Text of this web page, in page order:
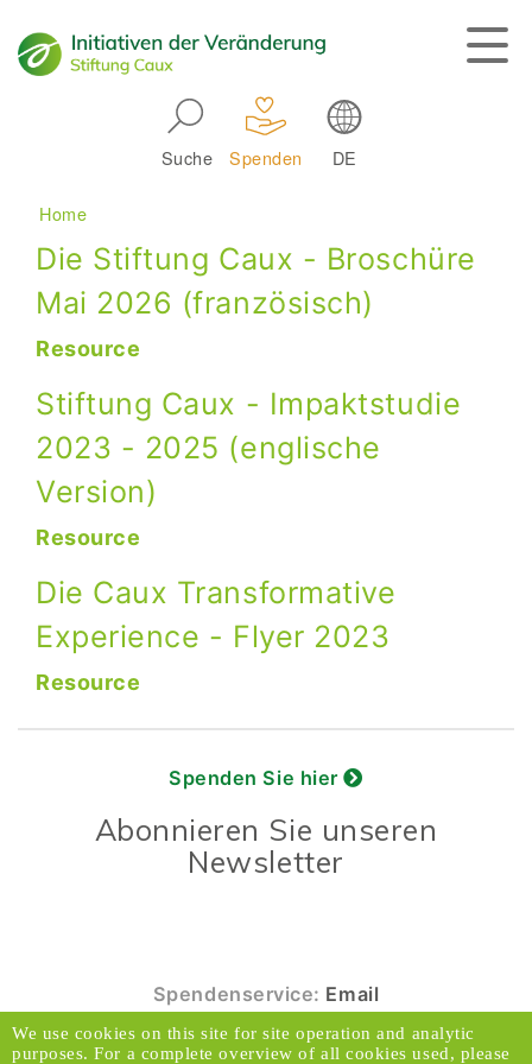
Suche Spenden DE
Main navigation
Breadcrumb
Home
Die Stiftung Caux - Broschüre
Mai 2026 (französisch)
Resource
Stiftung Caux - Impaktstudie
2023 - 2025 (englische
Version)
Resource
Die Caux Transformative
Experience - Flyer 2023
Resource
Spenden Sie hier
Abonnieren Sie unseren
Newsletter
Spendenservice: Email
© 2026 Caux Initiativen der Veränderung. Alle
We use cookies on this site for site operation and analytic
purposes. For a complete overview of all cookies used, please